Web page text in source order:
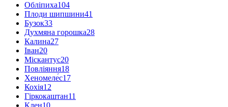
Обліпиха104
Плоди шипшини41
Бузок33
Духмяна горошка28
Калина27
Іван20
Міскантус20
Повліяння18
Хеномеле́с17
Кохія12
Гіркокаштан11